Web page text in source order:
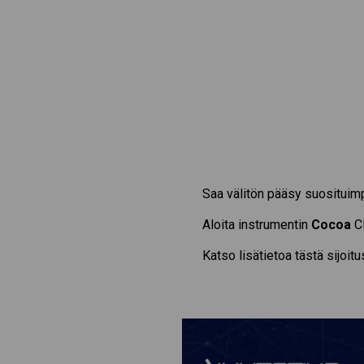
Saa välitön pääsy
Aloita instrumentin Cocoa
Katso lisätietoa tästä